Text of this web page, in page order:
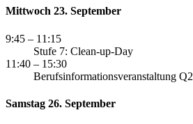
Mittwoch 23. September
9:45 – 11:15
Stufe 7: Clean-up-Day
11:40 – 15:30
Berufsinformationsveranstaltung Q2
Samstag 26. September